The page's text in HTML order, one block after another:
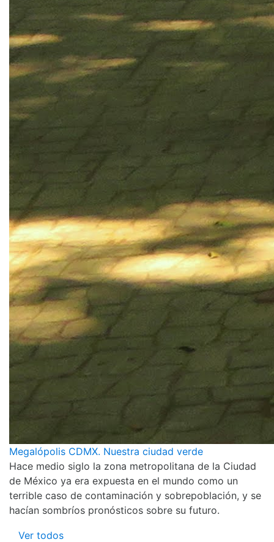
Megalópolis CDMX. Nuestra ciudad verde
Hace medio siglo la zona metropolitana de la Ciudad
de México ya era expuesta en el mundo como un
terrible caso de contaminación y sobrepoblación, y se
hacían sombríos pronósticos sobre su futuro.
Ver todos